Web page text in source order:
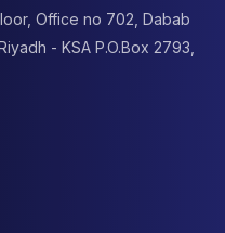
Office no 702, Dabab
- KSA P.O.Box 2793,